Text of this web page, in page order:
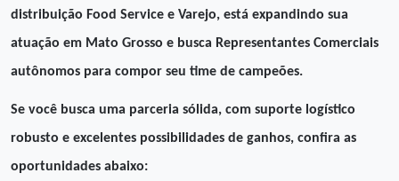
distribuição Food Service e Varejo, está expandindo sua
atuação em Mato Grosso e busca Representantes Comerciais
autônomos para compor seu time de campeões.
Se você busca uma parceria sólida, com suporte logístico
robusto e excelentes possibilidades de ganhos, confira as
oportunidades abaixo: